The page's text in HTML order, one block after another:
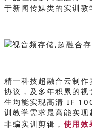
于新闻传媒类的实训教
精一科技超融合云制
协议，及多年积累的
生均能实现高清 IF
训教学需求最高能实
非编实训剪辑， 使用效